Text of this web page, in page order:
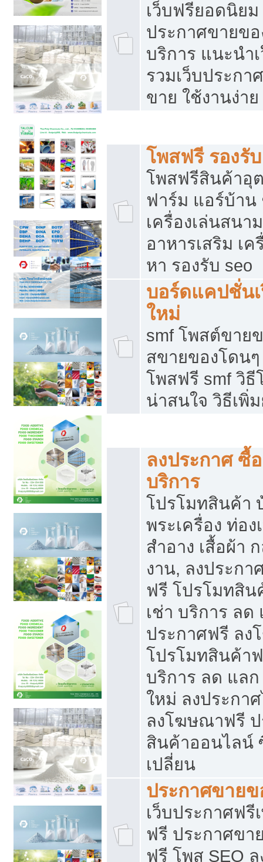
เว็บฟรียอดนิย
ประกาศขายข
บริการ แนะนำ
รวมเว็บประกา
ขาย ใช้งานง่าย
โพสฟรี รองรั
โพสฟรีสินค้าอุ
ฟาร์ม แอร์บ้าน
เครื่องเล่นสนา
อาหารเสริม เ
หา รองรับ seo
บอร์ดแคปชั่น
ใหม่
smf โพสต์ขาย
สขายของโดน
โพสฟรี smf วิธี
น่าสนใจ วิธีเพิ่
ลงประกาศ ซื้
บริการ
โปรโมทสินค้า
พระเครื่อง ท่อง
สำอาง เสื้อผ้า
งาน, ลงประก
ฟรี โปรโมทสิ
เช่า บริการ ลด
ประกาศฟรี ล
โปรโมทสินค้า
บริการ ลด แล
ใหม่ ลงประกา
ลงโฆษณาฟรี
สินค้าออนไลน์
เปลี่ยน
ประกาศขายข
เว็บประกาศฟรี
ฟรี ประกาศขา
ฟรี โพส SEO